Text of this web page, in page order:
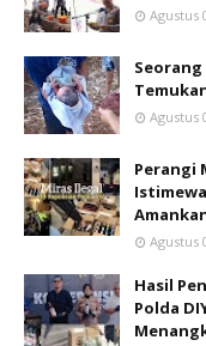
Agustus
Agustus
Perangi
Agustus
Hasil
Polda